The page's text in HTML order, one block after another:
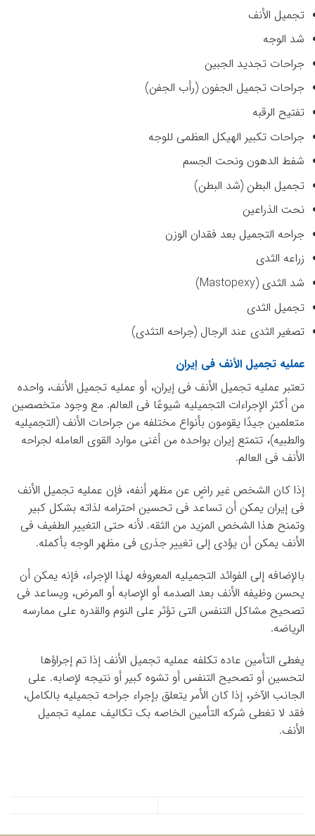
تجمیل الأنف
شد الوجه
جراحات تجدید الجبین
جراحات تجمیل الجفون (رأب الجفن)
تفتیح الرقبه
جراحات تکبیر الهیکل العظمی للوجه
شفط الدهون ونحت الجسم
تجمیل البطن (شد البطن)
نحت الذراعین
جراحه التجمیل بعد فقدان الوزن
زراعه الثدی
شد الثدی (Mastopexy)
تجمیل الثدی
تصغیر الثدی عند الرجال (جراحه التثدی)
عملیه تجمیل الأنف فی إیران
تعتبر عملیه تجمیل الأنف فی إیران، أو عملیه تجمیل الأنف، واحده
من أکثر الإجراءات التجمیلیه شیوعًا فی العالم. مع وجود متخصصین
متعلمین جیدًا یقومون بأنواع مختلفه من جراحات الأنف (التجمیلیه
والطبیه)، تتمتع إیران بواحده من أغنى موارد القوى العامله لجراحه
الأنف فی العالم.
إذا کان الشخص غیر راضٍ عن مظهر أنفه، فإن عملیه تجمیل الأنف
فی إیران یمکن أن تساعد فی تحسین احترامه لذاته بشکل کبیر
وتمنح هذا الشخص المزید من الثقه. لأنه حتى التغییر الطفیف فی
الأنف یمکن أن یؤدی إلى تغییر جذری فی مظهر الوجه بأکمله.
بالإضافه إلى الفوائد التجمیلیه المعروفه لهذا الإجراء، فإنه یمکن أن
یحسن وظیفه الأنف بعد الصدمه أو الإصابه أو المرض، ویساعد فی
تصحیح مشاکل التنفس التی تؤثر على النوم والقدره على ممارسه
الریاضه.
یغطی التأمین عاده تکلفه عملیه تجمیل الأنف إذا تم إجراؤها
لتحسین أو تصحیح التنفس أو تشوه کبیر أو نتیجه لإصابه. على
الجانب الآخر، إذا کان الأمر یتعلق بإجراء جراحه تجمیلیه بالکامل،
فقد لا تغطی شرکه التأمین الخاصه بک تکالیف عملیه تجمیل
الأنف.